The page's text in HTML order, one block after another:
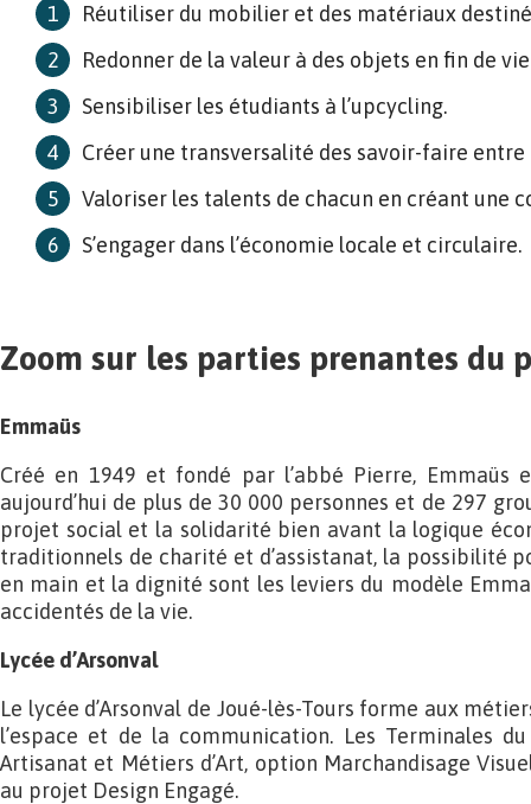
Réutiliser du mobilier et des matériaux
Redonner de la valeur à des objets en fin de
Sensibiliser les étudiants à l’upcycling.
Créer une transversalité des savoir-faire
Valoriser les talents de chacun en créant une
S’engager dans l’économie locale et circulaire.
Zoom sur les parties prenantes du
Emmaüs
Créé en 1949 et fondé par l’abbé Pierre, Emmaüs
aujourd’hui de plus de 30 000 personnes et de 297
projet social et la solidarité bien avant la logique
traditionnels de charité et d’assistanat, la possibilité
en main et la dignité sont les leviers du modèle
accidentés de la vie.
Lycée d’Arsonval
Le lycée d’Arsonval de Joué-lès-Tours forme aux
l’espace et de la communication. Les Terminales
Artisanat et Métiers d’Art, option Marchandisage
au projet Design Engagé.